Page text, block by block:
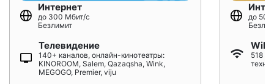
Интернет
до 300 Мбит/с
Безлимит
Телевидение
140+ каналов, онлайн-кинотеатры:
KINOROOM, Salem, Qazaqsha, Wink,
MEGOGO, Premier, viju
до
518